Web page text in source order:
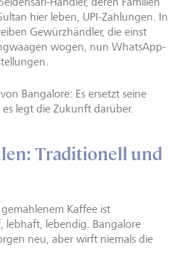
hier leben, UPI-Zahlungen. In
Gewürzhändler, die einst
wogen, nun WhatsApp-
Bangalore: Es ersetzt seine
legt die Zukunft darüber.
Traditionell und
Kaffee ist
lebhaft, lebendig. Bangalore
neu, aber wirft niemals die